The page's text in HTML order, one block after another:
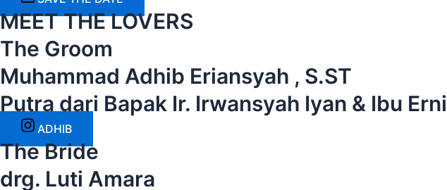
MEET THE LOVERS
The Groom
Muhammad Adhib Eriansyah , S.ST
Putra dari Bapak Ir. Irwansyah Iyan & Ibu
ADHIB
The Bride
drg. Luti Amara